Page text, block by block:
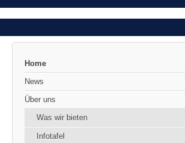
Home
News
Über uns
Was wir bieten
Infotafel